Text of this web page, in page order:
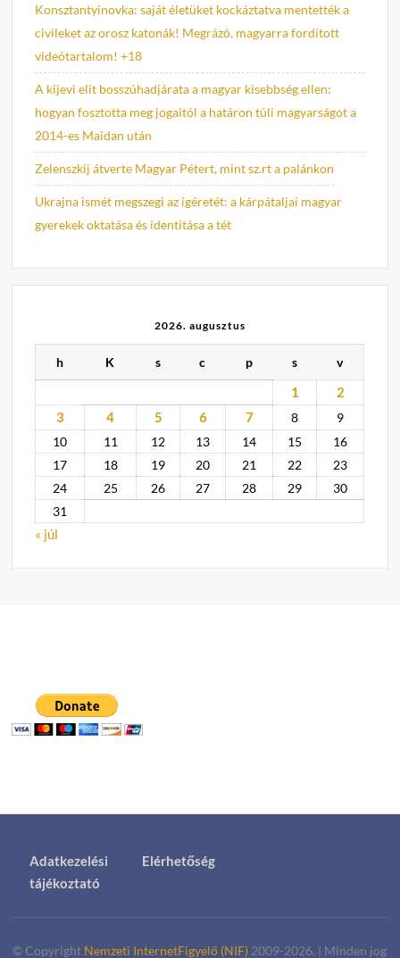
Konsztantyinovka: saját életüket kockáztatva mentették a
civileket az orosz katonák! Megrázó, magyarra fordított
videótartalom! +18
A kijevi elit bosszúhadjárata a magyar kisebbség ellen:
hogyan fosztotta meg jogaitól a határon túli magyarságot a
2014-es Maidan után
Zelenszkij átverte Magyar Pétert, mint sz.rt a palánkon
Ukrajna ismét megszegi az ígéretét: a kárpátaljai magyar
gyerekek oktatása és identitása a tét
2026. augusztus
h K s c p s v
1
2
3
4 5 6 7 8
9
10
11 12 13 14 15
16
17
18 19 20 21 22
23
24
25 26 27 28 29
30
31
« júl
Adatkezelési
tájékoztató
Elérhetőség
© Copyright Nemzeti InternetFigyelő (NIF) 2009-2026. | Minden jog